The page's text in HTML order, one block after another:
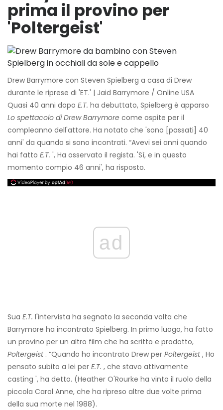
prima il provino per
'Poltergeist'
Drew Barrymore con Steven Spielberg a casa di Drew
durante le riprese di 'ET.' | Jaid Barrymore / Online USA
Quasi 40 anni dopo E.T. ha debuttato, Spielberg è apparso
Lo spettacolo di Drew Barrymore come ospite per il
compleanno dell'attore. Ha notato che 'sono [passati] 40
anni' da quando si sono incontrati. “Avevi sei anni quando
hai fatto E.T. ', Ha osservato il regista. 'Sì, e in questo
momento compio 46 anni', ha risposto.
ad
Sua E.T. l'intervista ha segnato la seconda volta che
Barrymore ha incontrato Spielberg. In primo luogo, ha fatto
un provino per un altro film che ha scritto e prodotto,
Poltergeist . “Quando ho incontrato Drew per Poltergeist, Ho
pensato subito a lei per E.T. , che stavo attivamente
casting ', ha detto. (Heather O'Rourke ha vinto il ruolo della
piccola Carol Anne, che ha ripreso altre due volte prima
della sua morte nel 1988).